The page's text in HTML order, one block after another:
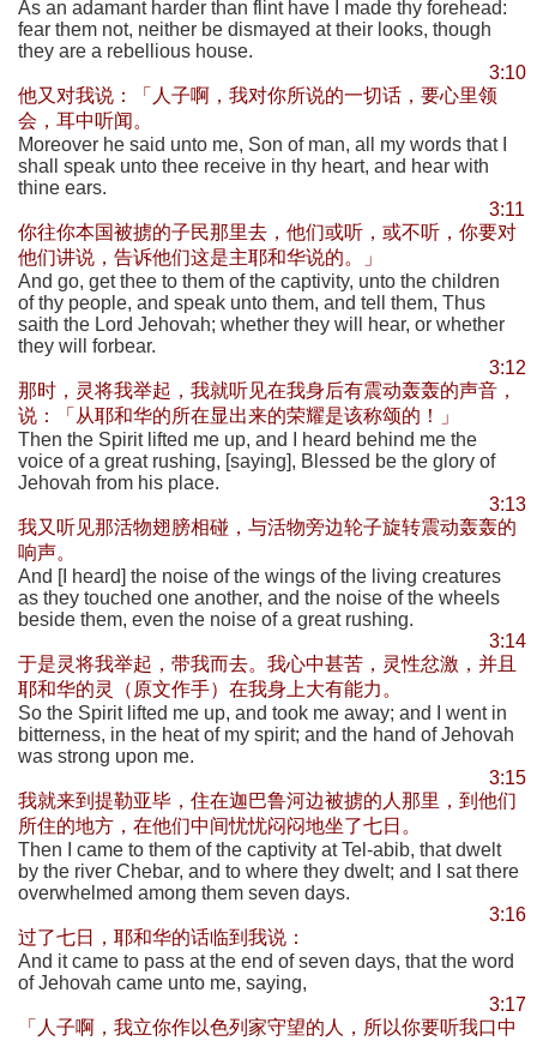
As an adamant harder than flint have I made thy forehead:
fear them not, neither be dismayed at their looks, though
they are a rebellious house.
3:10
他又对我说：「人子啊，我对你所说的一切话，要心里领
会，耳中听闻。
Moreover he said unto me, Son of man, all my words that I
shall speak unto thee receive in thy heart, and hear with
thine ears.
3:11
你往你本国被掳的子民那里去，他们或听，或不听，你要对
他们讲说，告诉他们这是主耶和华说的。」
And go, get thee to them of the captivity, unto the children
of thy people, and speak unto them, and tell them, Thus
saith the Lord Jehovah; whether they will hear, or whether
they will forbear.
3:12
那时，灵将我举起，我就听见在我身后有震动轰轰的声音，
说：「从耶和华的所在显出来的荣耀是该称颂的！」
Then the Spirit lifted me up, and I heard behind me the
voice of a great rushing, [saying], Blessed be the glory of
Jehovah from his place.
3:13
我又听见那活物翅膀相碰，与活物旁边轮子旋转震动轰轰的
响声。
And [I heard] the noise of the wings of the living creatures
as they touched one another, and the noise of the wheels
beside them, even the noise of a great rushing.
3:14
于是灵将我举起，带我而去。我心中甚苦，灵性忿激，并且
耶和华的灵（原文作手）在我身上大有能力。
So the Spirit lifted me up, and took me away; and I went in
bitterness, in the heat of my spirit; and the hand of Jehovah
was strong upon me.
3:15
我就来到提勒亚毕，住在迦巴鲁河边被掳的人那里，到他们
所住的地方，在他们中间忧忧闷闷地坐了七日。
Then I came to them of the captivity at Tel-abib, that dwelt
by the river Chebar, and to where they dwelt; and I sat there
overwhelmed among them seven days.
3:16
过了七日，耶和华的话临到我说：
And it came to pass at the end of seven days, that the word
of Jehovah came unto me, saying,
3:17
「人子啊，我立你作以色列家守望的人，所以你要听我口中